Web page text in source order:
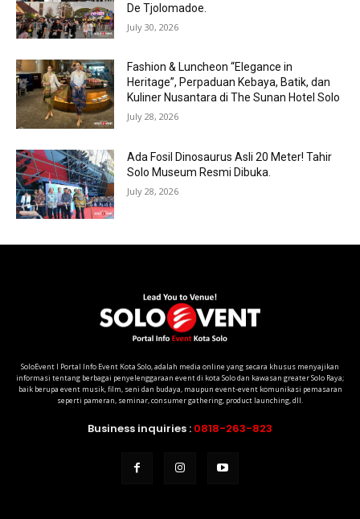
De Tjolomadoe.
July 30, 2026
Fashion & Luncheon “Elegance in
Heritage”, Perpaduan Kebaya, Batik, dan
Kuliner Nusantara di The Sunan Hotel Solo
July 28, 2026
Ada Fosil Dinosaurus Asli 20 Meter! Tahir
Solo Museum Resmi Dibuka.
July 28, 2026
SoloEvent I Portal Info Event Kota Solo, adalah media online yang secara khusus menyajikan
informasi tentang berbagai penyelenggaraan event di kota Solo dan kawasan greater Solo Raya;
baik berupa event musik, film, seni dan budaya, maupun event-event komunikasi pemasaran
seperti pameran, seminar, consumer gathering, product launching, dll.
Business inquiries : 0818-263-823